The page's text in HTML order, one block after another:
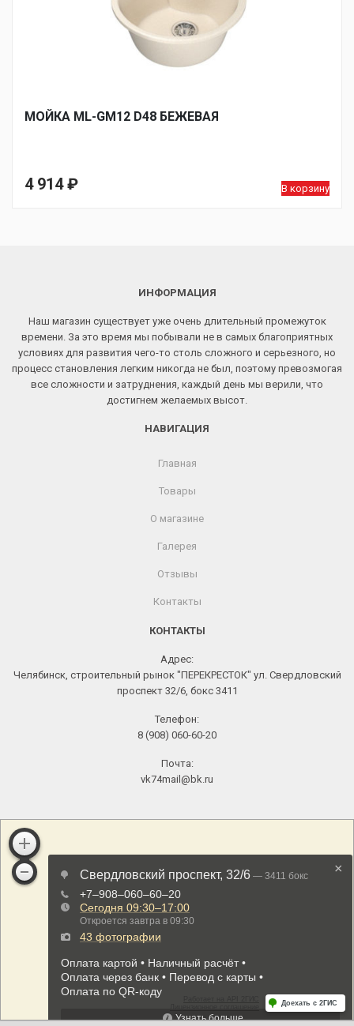
МОЙКA ML-GM12 D48 БЕЖЕВАЯ
4 914₽ В корзину
ИНФОРМАЦИЯ
Наш магазин существует уже очень длительный промежуток
времени. За это время мы побывали не в самых благоприятных
условиях для развития чего-то столь сложного и серьезного, но
процесс становления легким никогда не был, поэтому превозмогая
все сложности и затруднения, каждый день мы верили, что
достигнем желаемых высот.
НАВИГАЦИЯ
Главная
Товары
О магазине
Галерея
Отзывы
Контакты
КОНТАКТЫ
Адрес:
Челябинск, строительный рынок "ПЕРЕКРЕСТОК" ул. Свердловский
проспект 32/6, бокс 3411
Телефон:
8 (908) 060-60-20
Почта:
vk74mail@bk.ru